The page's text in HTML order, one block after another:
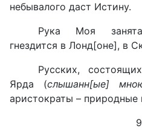
небывалого даcт Истину.
Рука Моя
гнездится в Лонд[оне], в
Русских,
Ярда (слышанн[ые]
аристократы –